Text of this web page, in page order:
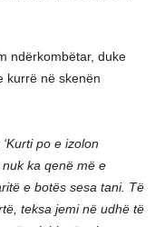
ndërkombëtar, duke
kurrë në skenën
po e izolon
ka qenë më e
e botës sesa tani. Të
teksa jemi në udhë të